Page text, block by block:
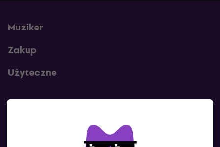
Muziker
Zakup
Użyteczne
Skontaktuj się z nami